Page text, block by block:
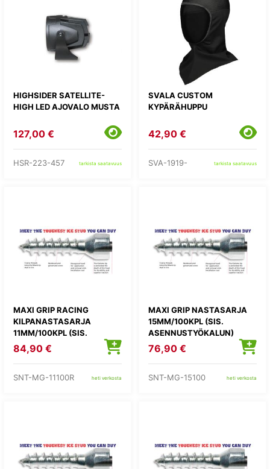
HIGHSIDER SATELLITE-
HIGH LED AJOVALO MUSTA
127,00 €
HSR-223-457 tarkista saatavuus
SVALA CUSTOM
KYPÄRÄHUPPU
42,90 €
SVA-1919- tarkista saatavuus
MAXI GRIP RACING
KILPANASTASARJA
11MM/100KPL (SIS.
ASENNUSTYÖKALUN)
84,90 €
SNT-MG-11100R heti verkosta
MAXI GRIP NASTASARJA
15MM/100KPL (SIS.
ASENNUSTYÖKALUN)
76,90 €
SNT-MG-15100 heti verkosta